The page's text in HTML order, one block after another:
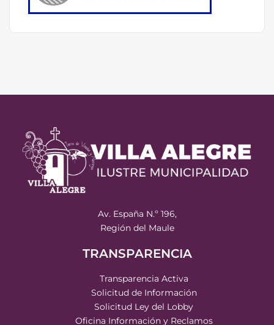
Av. España N.º 196,
Región del Maule
TRANSPARENCIA
Transparencia Activa
Solicitud de Información
Solicitud Ley del Lobby
Oficina Información y Reclamos